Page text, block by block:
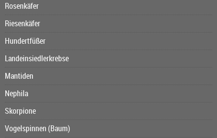
Rosenkäfer
Riesenkäfer
Hundertfüßer
Landeinsiedlerkrebse
Mantiden
Nephila
Skorpione
Vogelspinnen (Baum)